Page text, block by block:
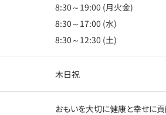
8:30～19:00 (月火金)
8:30～17:00 (水)
8:30～12:30 (土)
木日祝
おもいを大切に健康と幸せに